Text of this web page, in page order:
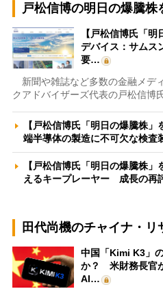
戸松信博の明日の爆騰株
【戸松信博氏「
デバイス：サムス
要…
新聞や雑誌など多数の金融メデ
クアドバイザーズ代表の戸松信博
【戸松信博氏「明日の爆騰株
端半導体の製造に不可欠な検査
【戸松信博氏「明日の爆騰株
えるキープレーヤー 成長の再
田代尚機のチャイナ・リ
中国「Kimi K3」
か？ 米財務長官
AI…